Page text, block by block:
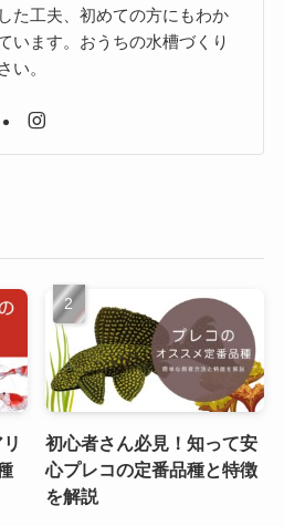
た工夫、初めての方にもわか
います。おうちの水槽づくり
い。
初心者さん必見！知って安
心プレコの定番品種と特徴
を解説